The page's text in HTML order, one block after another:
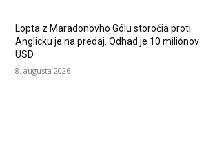
Lopta z Maradonovho Gólu storočia proti
Anglicku je na predaj. Odhad je 10 miliónov
USD
8. augusta 2026